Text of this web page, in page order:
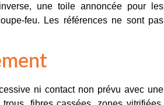
une toile annoncée pour les
feu. Les références ne sont pas
ni contact non prévu avec une